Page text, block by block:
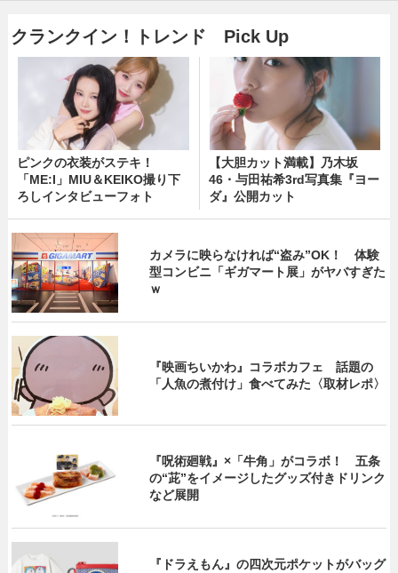
クランクイン！トレンド Pick Up
ピンクの衣装がステキ！
「ME:I」MIU＆KEIKO撮り下
ろしインタビューフォト
【大胆カット満載】乃木坂
46・与田祐希3rd写真集『ヨー
ダ』公開カット
カメラに映らなければ“盗み”OK！ 体験
型コンビニ「ギガマート展」がヤバすぎた
ｗ
『映画ちいかわ』コラボカフェ 話題の
「人魚の煮付け」食べてみた〈取材レポ〉
『呪術廻戦』×「牛角」がコラボ！ 五条
の“茈”をイメージしたグッズ付きドリンク
など展開
『ドラえもん』の四次元ポケットがバッグ